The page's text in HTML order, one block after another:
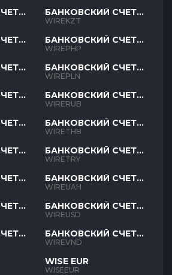
БАНКОВСКИЙ СЧЕТ
KZT
WIREKZT
БАНКОВСКИЙ СЧЕТ
PHP
WIREPHP
БАНКОВСКИЙ СЧЕТ
PLN
WIREPLN
БАНКОВСКИЙ СЧЕТ
RUB
WIRERUB
БАНКОВСКИЙ СЧЕТ
THB
WIRETHB
БАНКОВСКИЙ СЧЕТ
TRY
WIRETRY
БАНКОВСКИЙ СЧЕТ
UAH
WIREUAH
БАНКОВСКИЙ СЧЕТ
USD
WIREUSD
БАНКОВСКИЙ СЧЕТ
VND
WIREVND
WISE EUR
WISEEUR